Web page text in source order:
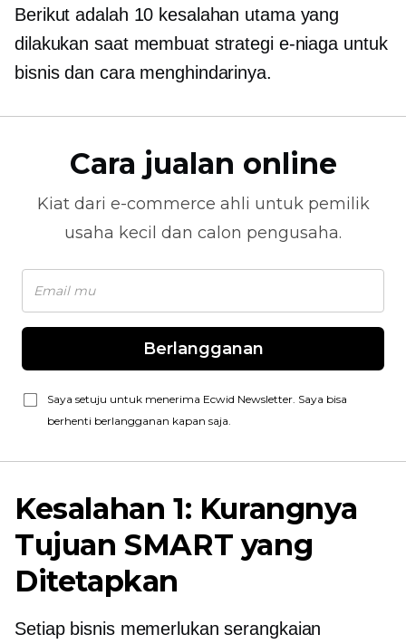
Berikut adalah 10 kesalahan utama yang
dilakukan saat membuat strategi e-niaga untuk
bisnis dan cara menghindarinya.
Cara jualan online
Kiat dari e-commerce ahli untuk pemilik
usaha kecil dan calon pengusaha.
Berlangganan
Saya setuju untuk menerima Ecwid Newsletter. Saya bisa
berhenti berlangganan kapan saja.
Kesalahan 1: Kurangnya
Tujuan SMART yang
Ditetapkan
Setiap bisnis memerlukan serangkaian